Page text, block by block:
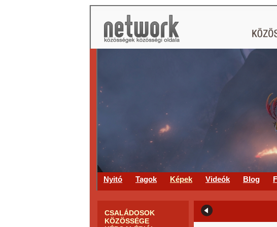
Nyitó Tagok Képek Videók Blog
CSALÁDOSOK
KÖZÖSSÉGE